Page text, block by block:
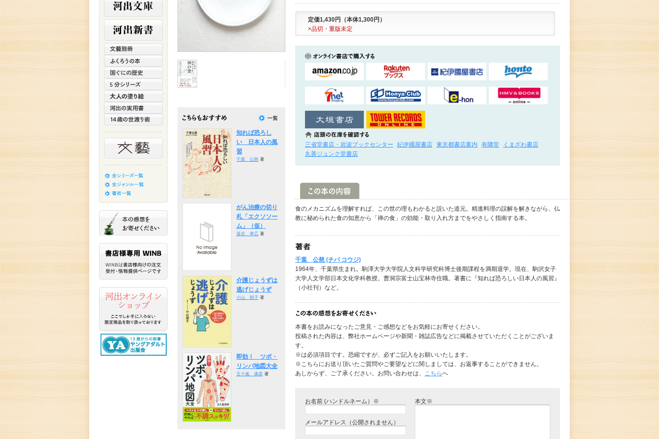
定価1,430円（本体1,300円）
×品切・重版未定
三省堂書店・岩波ブックセンター 紀伊國屋書店 東京都書店案内 有隣堂
くまざわ書店
丸善ジュンク堂書店
食のメカニズムを理解すれば、この世の理もわかると説いた道元。精進料理の誤解を解きながら、仏
教に秘められた食の知恵から「禅の食」の効能・取り入れ方までをやさしく指南する本。
千葉 公慈 (チバ コウジ)
1964年、千葉県生まれ。駒澤大学大学院人文科学研究科博士後期課程を満期退学。現在、駒沢女子
大学人文学部日本文化学科教授。曹洞宗富士山宝林寺住職。著書に『知れば恐ろしい日本人の風習』
（小社刊）など。
本書をお読みになったご意見・ご感想などをお気軽にお寄せください。
投稿された内容は、弊社ホームページや新聞・雑誌広告などに掲載させていただくことがございま
す。
※は必須項目です。恐縮ですが、必ずご記入をお願いいたします。
※こちらにお送り頂いたご質問やご要望などに関しましては、お返事することができません。
あしからず、ご了承ください。お問い合わせは、 こちらへ
お名前 (ハンドルネーム）※
メールアドレス（公開されません）
本文※
知れば恐ろし
い 日本人の風
習
千葉 公慈 著
がん治療の切り
札「エクソソー
ム」（仮）
落谷 孝広 著
介護じょうずは
逃げじょうず
小山 朝子 著
即効！ ツボ・
リンパ地図大全
五十嵐 康彦 著